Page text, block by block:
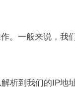
。一般来说，我
析到我们的IP地